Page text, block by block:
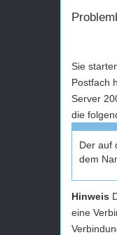
Sie
Postfach
Server
die
Der auf
dem
Hinweis
eine